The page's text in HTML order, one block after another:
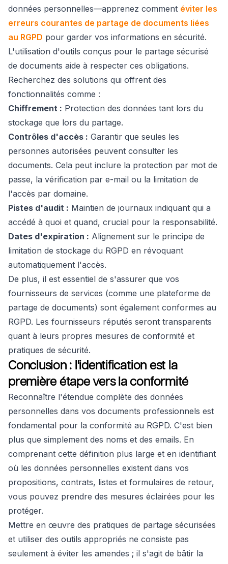
données personnelles—apprenez comment éviter les
erreurs courantes de partage de documents liées
au RGPD pour garder vos informations en sécurité.
L'utilisation d'outils conçus pour le partage sécurisé
de documents aide à respecter ces obligations.
Recherchez des solutions qui offrent des
fonctionnalités comme :
Chiffrement : Protection des données tant lors du
stockage que lors du partage.
Contrôles d'accès : Garantir que seules les
personnes autorisées peuvent consulter les
documents. Cela peut inclure la protection par mot de
passe, la vérification par e-mail ou la limitation de
l'accès par domaine.
Pistes d'audit : Maintien de journaux indiquant qui a
accédé à quoi et quand, crucial pour la responsabilité.
Dates d'expiration : Alignement sur le principe de
limitation de stockage du RGPD en révoquant
automatiquement l'accès.
De plus, il est essentiel de s'assurer que vos
fournisseurs de services (comme une plateforme de
partage de documents) sont également conformes au
RGPD. Les fournisseurs réputés seront transparents
quant à leurs propres mesures de conformité et
pratiques de sécurité.
Conclusion : l'identification est la
première étape vers la conformité
Reconnaître l'étendue complète des données
personnelles dans vos documents professionnels est
fondamental pour la conformité au RGPD. C'est bien
plus que simplement des noms et des emails. En
comprenant cette définition plus large et en identifiant
où les données personnelles existent dans vos
propositions, contrats, listes et formulaires de retour,
vous pouvez prendre des mesures éclairées pour les
protéger.
Mettre en œuvre des pratiques de partage sécurisées
et utiliser des outils appropriés ne consiste pas
seulement à éviter les amendes ; il s'agit de bâtir la